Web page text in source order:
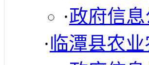
·政府信
·临潭县农